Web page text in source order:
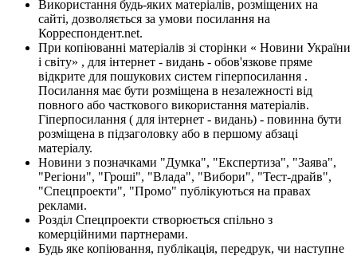
Використання будь-яких матеріалів, розміщених на
сайті, дозволяється за умови посилання на
Корреспондент.net.
При копіюванні матеріалів зі сторінки « Новини України
і світу» , для інтернет - видань - обов'язкове пряме
відкрите для пошукових систем гіперпосилання .
Посилання має бути розміщена в незалежності від
повного або часткового використання матеріалів.
Гіперпосилання ( для інтернет - видань) - повинна бути
розміщена в підзаголовку або в першому абзаці
матеріалу.
Новини з позначками "Думка", "Експертиза", "Заява",
"Регіони", "Гроші", "Влада", "Вибори", "Тест-драйв",
"Спецпроекти", "Промо" публікуються на правах
реклами.
Розділ Спецпроекти створюється спільно з
комерційними партнерами.
Будь яке копіювання, публікація, передрук, чи наступне